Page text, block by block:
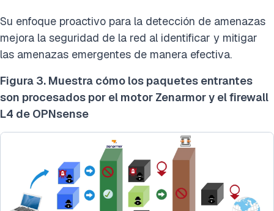
Su enfoque proactivo para la detección de amenazas
mejora la seguridad de la red al identificar y mitigar
las amenazas emergentes de manera efectiva.
Figura 3. Muestra cómo los paquetes entrantes
son procesados por el motor Zenarmor y el firewall
L4 de OPNsense